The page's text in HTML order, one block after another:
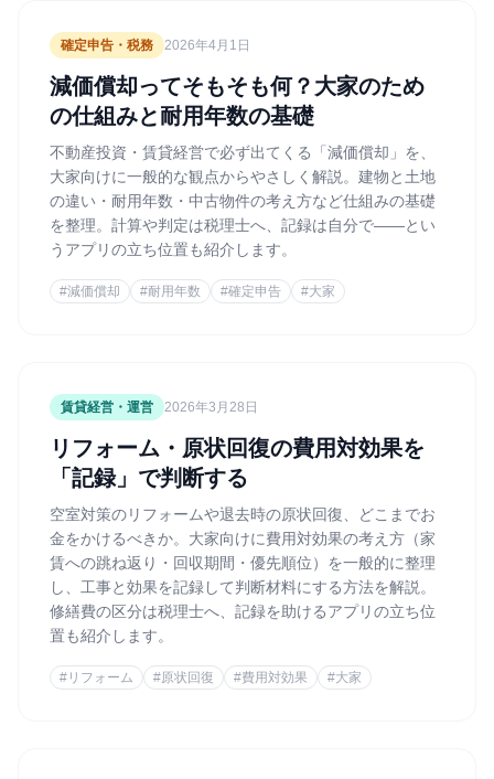
確定申告・税務 2026年4月1日
減価償却ってそもそも何？大家のため
の仕組みと耐用年数の基礎
不動産投資・賃貸経営で必ず出てくる「減価償却」を、
大家向けに一般的な観点からやさしく解説。建物と土地
の違い・耐用年数・中古物件の考え方など仕組みの基礎
を整理。計算や判定は税理士へ、記録は自分で——とい
うアプリの立ち位置も紹介します。
#減価償却 #耐用年数 #確定申告 #大家
賃貸経営・運営 2026年3月28日
リフォーム・原状回復の費用対効果を
「記録」で判断する
空室対策のリフォームや退去時の原状回復、どこまでお
金をかけるべきか。大家向けに費用対効果の考え方（家
賃への跳ね返り・回収期間・優先順位）を一般的に整理
し、工事と効果を記録して判断材料にする方法を解説。
修繕費の区分は税理士へ、記録を助けるアプリの立ち位
置も紹介します。
# リフォーム #原状回復 #費用対効果 #大家